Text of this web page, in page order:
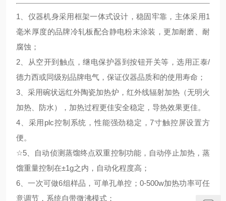
1、仪器机身采用框架一体式设计，稳固牢靠，主体采用1
毫米厚度的品牌冷轧板配合静电粉末涂装，更加耐磨、耐
腐蚀；
2、从空开到触点，继电保护器到按钮开关等，选用正泰/
德力西或同级别品牌电气，保证仪器品质和的使用寿命；
3、采用碗状远红外陶瓷加热炉，红外线辐射加热（无明火
加热、防水），加热过程更佳安全稳定，导热效果更佳。
4、采用plc控制系统，性能强劲稳定，7寸触控屏设置方
便。
☆5、自动侦测蒸馏终点双重控制功能，自动停止加热，蒸
馏重量控制在±1g之内，自动化程度高；
6、一次可做6组样品，可单孔单控；0-500w加热功率可任
意调节，系统自带微沸模式；